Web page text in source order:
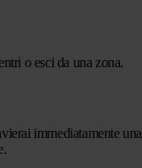
o esci da una zona.
immediatamente una